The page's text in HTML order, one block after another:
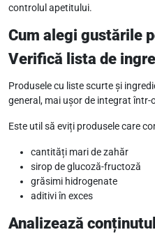
controlul apetitului.
Cum alegi gustările
Verifică lista de
Produsele cu liste scurte și
general, mai ușor de integrat
Este util să eviți produsele care
cantități mari de zahăr
sirop de glucoză-fructoză
grăsimi hidrogenate
aditivi în exces
Analizează